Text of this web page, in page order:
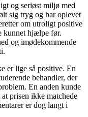
og seriøst miljø med
sig tryg og har oplevet
om utroligt positive
kunnet hjælpe før.
og imødekommende
er lige så positive. En
behandler, der
En anden kunde
prisen ikke matchede
er dog langt i